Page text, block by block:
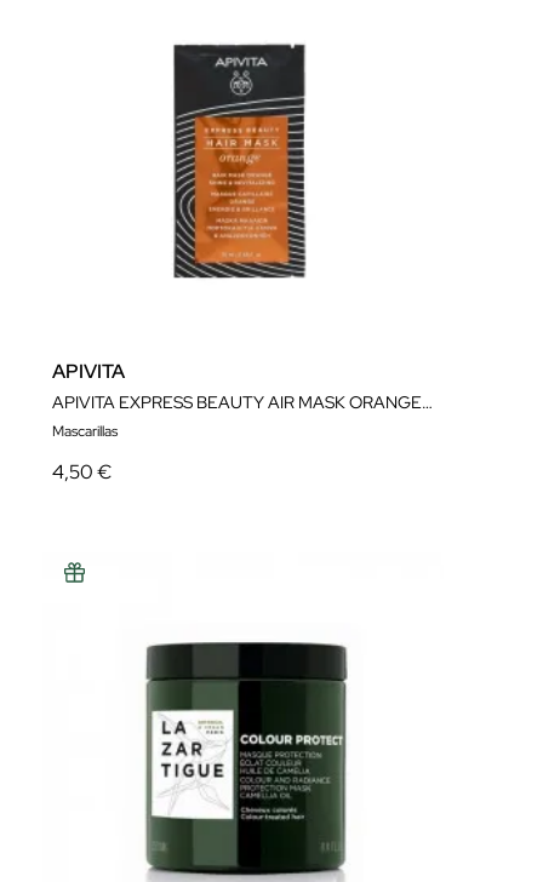
APIVITA
APIVITA EXPRESS BEAUTY AIR MASK ORANGE 20ML
Mascarillas
4,50 €